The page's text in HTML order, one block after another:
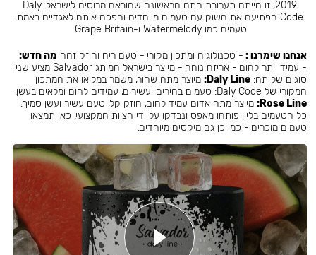
2019, זו הייתה תערובת התה הראשונה שהובאה מרוסיה לישראל. Daly
Code הפתיעה את השוק עם טעמים מיוחדים והפכה אותם לאגדיים באמת.
טעמים כמו Watermelody ו-Grape Britain.
אנחנו שימרנו : - טכנולוגיה ומתכון מקורי - טעם ריח וחוזק זהה מה חדש:
- עמיד יותר לחום - אריזה נוחה - מיוצר בישראל המותג Salvador מציע שני
סוגים של תה:Daly Line: מיוצר מתה שחור, משמר במלואו את המתכון
המקורי של Daly Code: טעמים בהירים ועשירים, עמידים לחום ומלאים בעשן.
Rose Line: מיוצר מתה אדום עמיד לחום, חוזק קל, טעם עשיר ועשן סמיך.
כל הטעמים בליין פותחו מאפס ונבדקו על ידי הצוות המקצועי. כאן תמצאו
טעמים מוכרים - כמו כן גם מיקסים מיוחדים.